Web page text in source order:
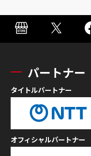
パートナー
タイトルパートナー
オフィシャルパートナー